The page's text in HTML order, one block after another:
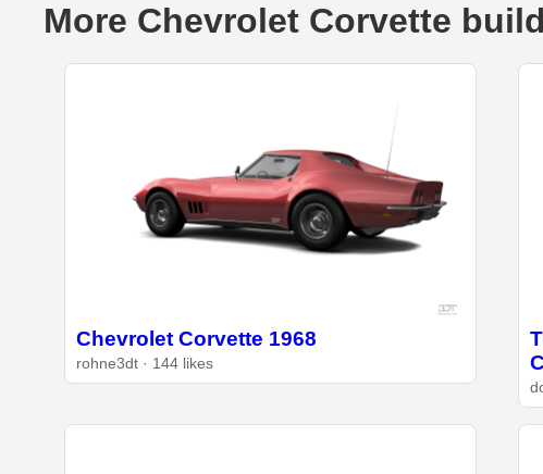
More Chevrolet Corvette
Chevrolet Corvette 1968
rohne3dt · 144 likes